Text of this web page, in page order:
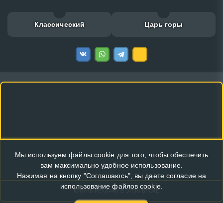
Классический Царь горы
КУПИТЬ РЕКЛАМУ В ЭТОМ БЛОКЕ
Мы используем файлы cookie для того, чтобы обеспечить
вам максимально удобное использование.
Нажимая на кнопку "Соглашаюсь", вы даете согласие на
использование файлов cookie.